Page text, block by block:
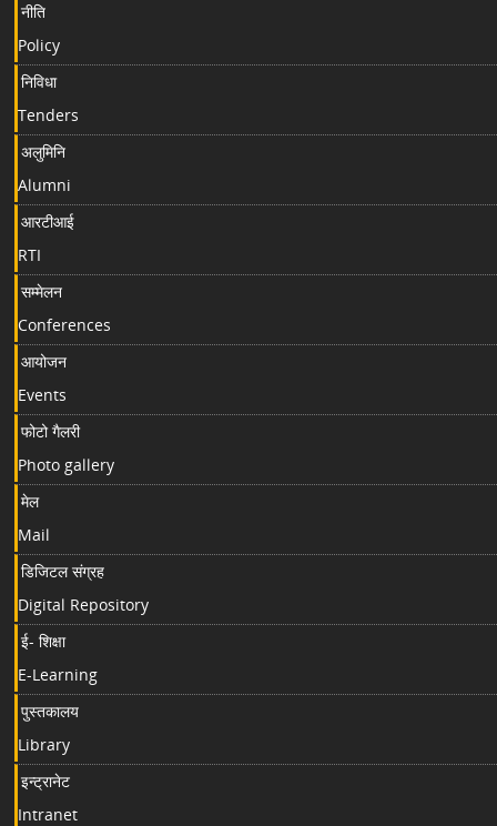
नीति
Policy
निविधा
Tenders
अलुमिनि
Alumni
आरटीआई
RTI
सम्मेलन
Conferences
आयोजन
Events
फोटो गैलरी
Photo gallery
मेल
Mail
डिजिटल संग्रह
Digital Repository
ई- शिक्षा
E-Learning
पुस्तकालय
Library
इन्ट्रानेट
Intranet